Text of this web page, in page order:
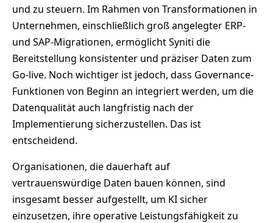
und zu steuern. Im Rahmen von Transformationen in
Unternehmen, einschließlich groß angelegter ERP-
und SAP-Migrationen, ermöglicht Syniti die
Bereitstellung konsistenter und präziser Daten zum
Go-live. Noch wichtiger ist jedoch, dass Governance-
Funktionen von Beginn an integriert werden, um die
Datenqualität auch langfristig nach der
Implementierung sicherzustellen. Das ist
entscheidend.
Organisationen, die dauerhaft auf
vertrauenswürdige Daten bauen können, sind
insgesamt besser aufgestellt, um KI sicher
einzusetzen, ihre operative Leistungsfähigkeit zu